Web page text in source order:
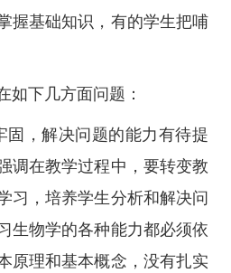
握基础知识，有的学生把哺
如下几方面问题：
固，解决问题的能力有待提
调在教学过程中，要转变教
习，培养学生分析和解决问
生物学的各种能力都必须依
原理和基本概念，没有扎实